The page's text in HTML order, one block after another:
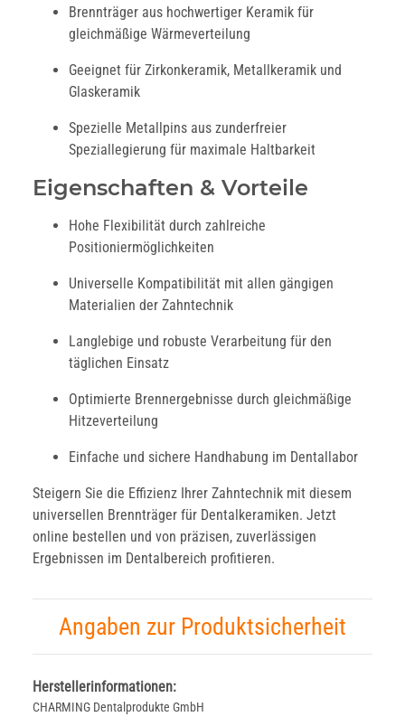
Brennträger aus hochwertiger Keramik für
gleichmäßige Wärmeverteilung
Geeignet für Zirkonkeramik, Metallkeramik und
Glaskeramik
Spezielle Metallpins aus zunderfreier
Speziallegierung für maximale Haltbarkeit
Eigenschaften & Vorteile
Hohe Flexibilität durch zahlreiche
Positioniermöglichkeiten
Universelle Kompatibilität mit allen gängigen
Materialien der Zahntechnik
Langlebige und robuste Verarbeitung für den
täglichen Einsatz
Optimierte Brennergebnisse durch gleichmäßige
Hitzeverteilung
Einfache und sichere Handhabung im Dentallabor
Steigern Sie die Effizienz Ihrer Zahntechnik mit diesem
universellen Brennträger für Dentalkeramiken. Jetzt
online bestellen und von präzisen, zuverlässigen
Ergebnissen im Dentalbereich profitieren.
Angaben zur Produktsicherheit
Herstellerinformationen:
CHARMING Dentalprodukte GmbH